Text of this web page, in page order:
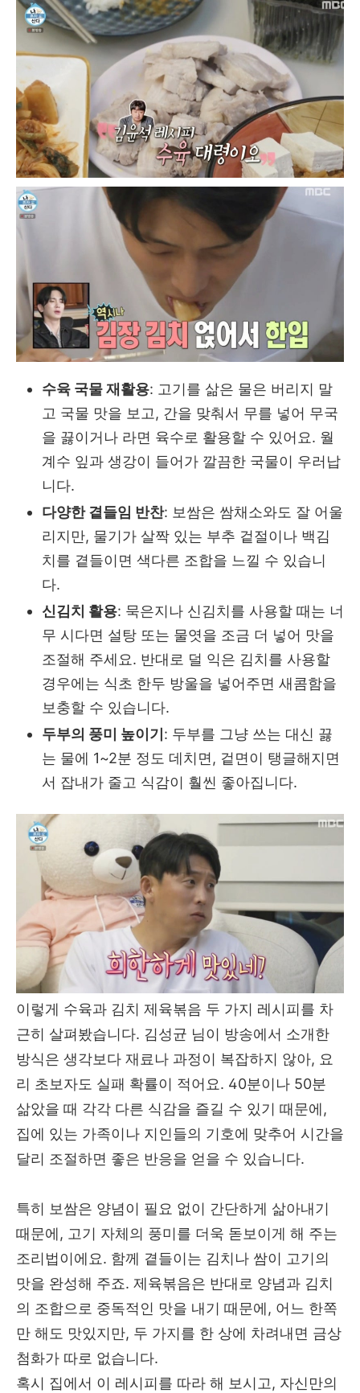
수육 국물 재활용: 고기를 삶은 물은 버리지 말
고 국물 맛을 보고, 간을 맞춰서 무를 넣어 무국
을 끓이거나 라면 육수로 활용할 수 있어요. 월
계수 잎과 생강이 들어가 깔끔한 국물이 우러납
니다.
다양한 곁들임 반찬: 보쌈은 쌈채소와도 잘 어울
리지만, 물기가 살짝 있는 부추 겉절이나 백김
치를 곁들이면 색다른 조합을 느낄 수 있습니
다.
신김치 활용: 묵은지나 신김치를 사용할 때는 너
무 시다면 설탕 또는 물엿을 조금 더 넣어 맛을
조절해 주세요. 반대로 덜 익은 김치를 사용할
경우에는 식초 한두 방울을 넣어주면 새콤함을
보충할 수 있습니다.
두부의 풍미 높이기 : 두부를 그냥 쓰는 대신 끓
는 물에 1~2분 정도 데치면, 겉면이 탱글해지면
서 잡내가 줄고 식감이 훨씬 좋아집니다.
이렇게 수육과 김치 제육볶음 두 가지 레시피를 차
근히 살펴봤습니다. 김성균 님이 방송에서 소개한
방식은 생각보다 재료나 과정이 복잡하지 않아, 요
리 초보자도 실패 확률이 적어요. 40분이나 50분
삶았을 때 각각 다른 식감을 즐길 수 있기 때문에,
집에 있는 가족이나 지인들의 기호에 맞추어 시간을
달리 조절하면 좋은 반응을 얻을 수 있습니다.
특히 보쌈은 양념이 필요 없이 간단하게 삶아내기
때문에, 고기 자체의 풍미를 더욱 돋보이게 해 주는
조리법이에요. 함께 곁들이는 김치나 쌈이 고기의
맛을 완성해 주죠. 제육볶음은 반대로 양념과 김치
의 조합으로 중독적인 맛을 내기 때문에, 어느 한쪽
만 해도 맛있지만, 두 가지를 한 상에 차려내면 금상
첨화가 따로 없습니다.
혹시 집에서 이 레시피를 따라 해 보시고, 자신만의